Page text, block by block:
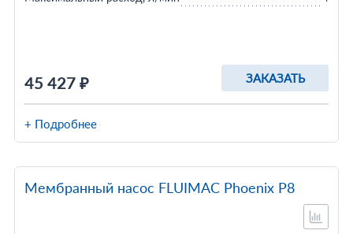
45 427 ₽ ЗАКАЗАТЬ
+ Подробнее
Мембранный насос FLUIMAC Phoenix P8